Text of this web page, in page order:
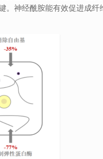
。神经酰胺能有效促进成纤